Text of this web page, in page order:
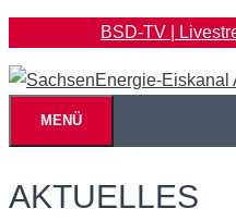
springen
BSD-TV |
MENÜ
AKTUELLES